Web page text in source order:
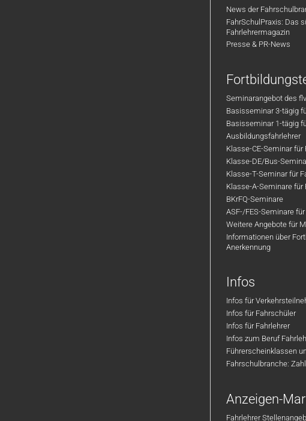
News der
FahrSchulPraxis: Das
Fahrlehrermagazin
Presse & PR-News
Seminarangebot des
Basisseminar 3-tägig
Basisseminar 1-tägig
Ausbildungsfahrlehrer
Klasse-CE-Seminar für
Klasse-DE/Bus-
Klasse-T-Seminar für
Klasse-A-Seminare für
BKrFQ-Seminare
ASF-/FES-Seminare
Weitere Angebote für
Informationen über
Anerkennung
Infos
Infos für
Infos für Fahrschüler
Infos für Fahrlehrer
Infos zum Beruf
Führerscheinklassen
Fahrschulbranche:
Anzeigen-
Fahrlehrer